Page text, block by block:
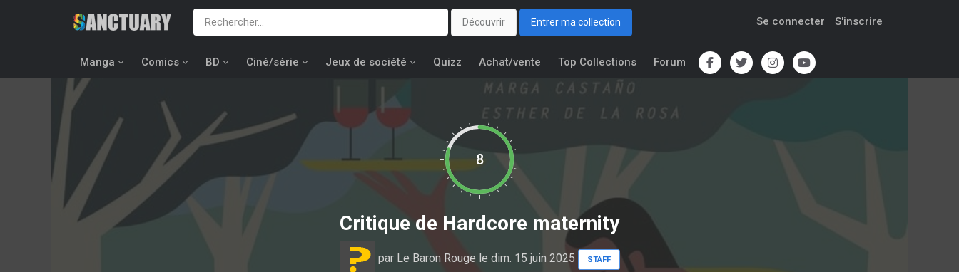
Découvrir Entrer ma collection Se connecter S'inscrire
Manga Comics BD Ciné/série Jeux de société Quizz Achat/vente Top Collections Forum
8
Critique de Hardcore maternity
par Le Baron Rouge le dim. 15 juin 2025 STAFF